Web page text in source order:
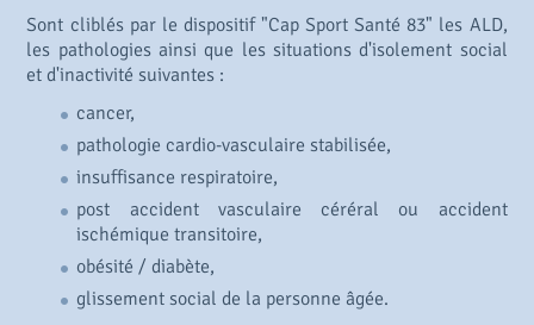
Sont cliblés par le dispositif "Cap Sport Santé 83" les ALD,
les pathologies ainsi que les situations d'isolement social
et d'inactivité suivantes :
cancer,
pathologie cardio-vasculaire stabilisée,
insuffisance respiratoire,
post accident vasculaire céréral ou accident
ischémique transitoire,
obésité / diabète,
glissement social de la personne âgée.